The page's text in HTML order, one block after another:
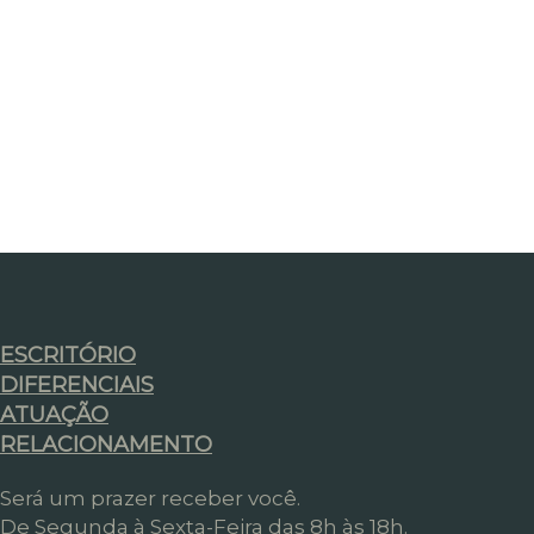
ESCRITÓRIO
DIFERENCIAIS
ATUAÇÃO
RELACIONAMENTO
Será um prazer receber você.
De Segunda à Sexta-Feira das 8h às 18h.